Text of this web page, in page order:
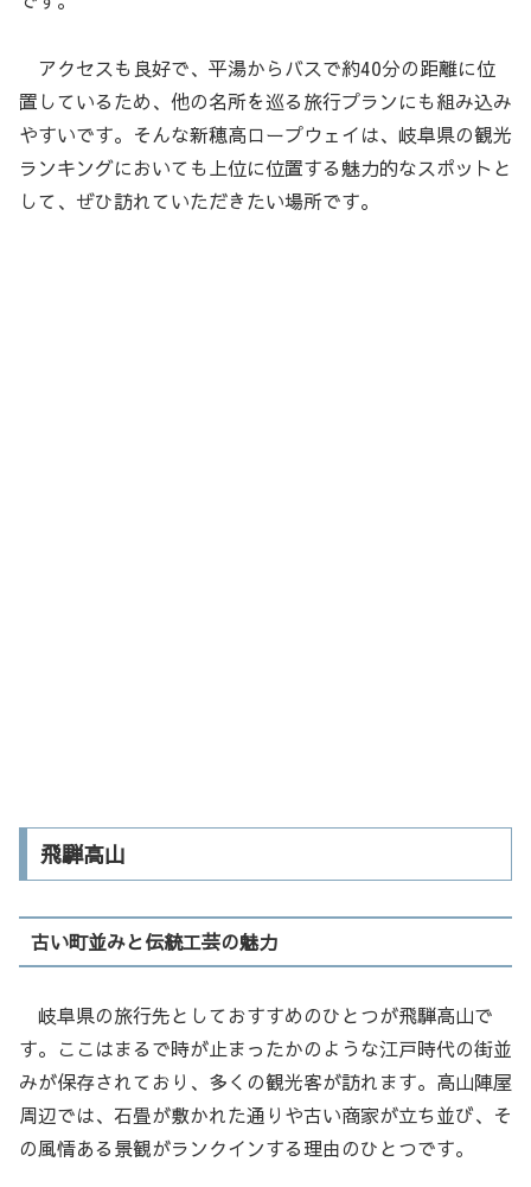
アクセスも良好で、平湯からバスで約40分の距離に位
置しているため、他の名所を巡る旅行プランにも組み込み
やすいです。そんな新穂高ロープウェイは、岐阜県の観光
ランキングにおいても上位に位置する魅力的なスポットと
して、ぜひ訪れていただきたい場所です。
飛騨高山
古い町並みと伝統工芸の魅力
岐阜県の旅行先としておすすめのひとつが飛騨高山で
す。ここはまるで時が止まったかのような江戸時代の街並
みが保存されており、多くの観光客が訪れます。高山陣屋
周辺では、石畳が敷かれた通りや古い商家が立ち並び、そ
の風情ある景観がランクインする理由のひとつです。